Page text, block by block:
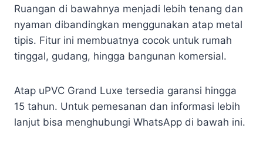
Ruangan di bawahnya menjadi lebih tenang dan
nyaman dibandingkan menggunakan atap metal
tipis. Fitur ini membuatnya cocok untuk rumah
tinggal, gudang, hingga bangunan komersial.
Atap uPVC Grand Luxe tersedia garansi hingga
15 tahun. Untuk pemesanan dan informasi lebih
lanjut bisa menghubungi WhatsApp di bawah ini.